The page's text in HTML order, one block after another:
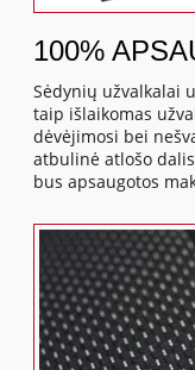
100%
Sėdynių užvalkalai
taip išlaikomas
dėvėjimosi bei
atbulinė atlošo
bus apsaugotos